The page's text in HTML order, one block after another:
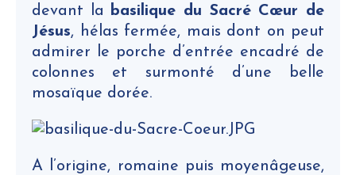
devant la basilique du Sacré Cœur de
Jésus, hélas fermée, mais dont on peut
admirer le porche d’entrée encadré de
colonnes et surmonté d’une belle
mosaïque dorée.
A l’origine, romaine puis moyenâgeuse,